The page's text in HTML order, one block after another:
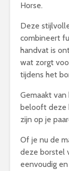
Horse.
Deze
combineert
handvat is
wat zorgt
tijdens het
Gemaakt van
belooft deze
zijn op je
Of je nu de
deze borstel
eenvoudig